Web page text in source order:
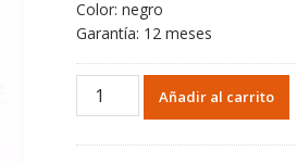
Color: negro
Garantía: 12 meses
Portátil
Añadir al carrito